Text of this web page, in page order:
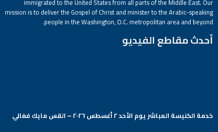
immigrated to the United States from all parts of the Middle East. Our
mission is to deliver the Gospel of Christ and minister to the Arabic-speaking
people in the Washington, D.C. metropolitan area and beyond.
أحدث مقاطع الفيديو
خدمة الكنيسة المباشر يوم الأحد ٢ أغسطس ٢٠٢٦ – القس مايك فغالي